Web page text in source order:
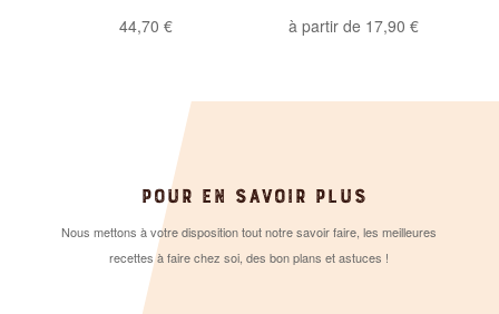
44,70 € à partir de 17,90 €
POUR EN SAVOIR PLUS
Nous mettons à votre disposition tout notre savoir faire, les meilleures
recettes à faire chez soi, des bon plans et astuces !